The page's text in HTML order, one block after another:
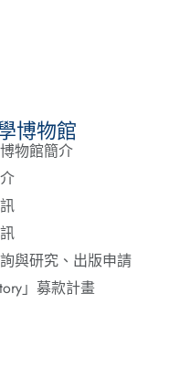
博物館
物館簡介
與研究、出版申請
」募款計畫